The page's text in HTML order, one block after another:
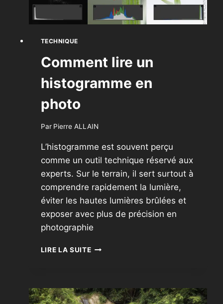
TECHNIQUE
Comment lire un
histogramme en
photo
Par Pierre ALLAIN
L’histogramme est souvent perçu
comme un outil technique réservé aux
experts. Sur le terrain, il sert surtout à
comprendre rapidement la lumière,
éviter les hautes lumières brûlées et
exposer avec plus de précision en
photographie
LIRE LA SUITECOMMENT
EN
PHOTO